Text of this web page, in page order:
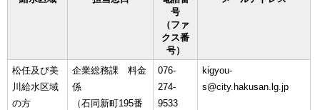
号
（ファ
クス番
号）
松任及び美
川給水区域
の方
企業総務課 料金
係
（石同新町195番
076-
274-
9533
kigyou-
s@city.hakusan.lg.jp